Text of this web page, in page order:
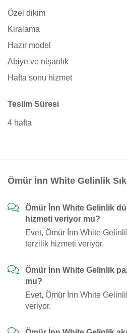
Özel dikim
Kiralama
Hazır model
Abiye ve nişanlık
Hafta sonu hizmet
Teslim Süresi
4 hafta
Ömür İnn White Gelinlik
Ömür İnn White Gelinlik
hizmeti veriyor mu?
Evet, Ömür İnn White
terzilik hizmeti veriyor.
Ömür İnn White Gelinlik
mu?
Evet, Ömür İnn White
veriyor.